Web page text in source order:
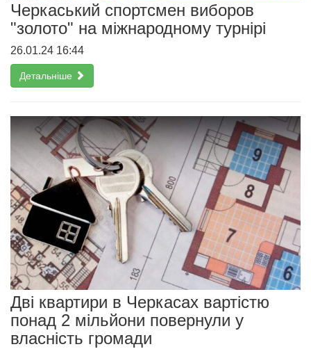
Черкаський спортсмен виборов
"золото" на міжнародному турнірі
26.01.24 16:44
Детальніше
Дві квартири в Черкасах вартістю
понад 2 мільйони повернули у
власність громади